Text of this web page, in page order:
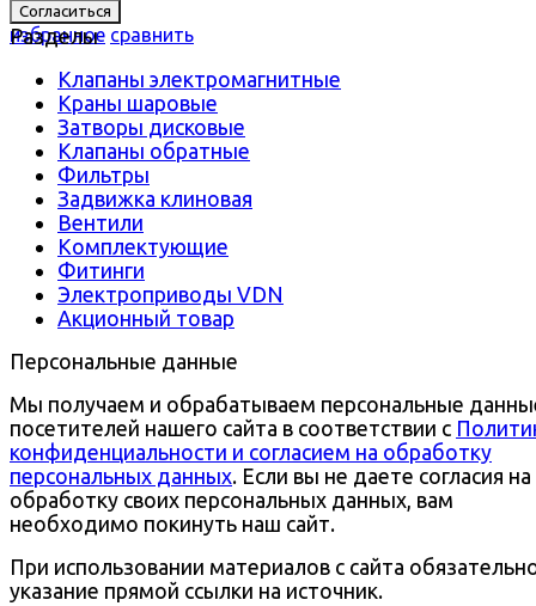
избранное сравнить
Согласиться
Разделы
Клапаны электромагнитные
Краны шаровые
Затворы дисковые
Клапаны обратные
Фильтры
Задвижка клиновая
Вентили
Комплектующие
Фитинги
Электроприводы VDN
Акционный товар
Персональные данные
Мы получаем и обрабатываем персональные
посетителей нашего сайта в соответствии с
конфиденциальности и согласием на обработку
персональных данных. Если вы не даете согласия на
обработку своих персональных данных, вам
необходимо покинуть наш сайт.
При использовании материалов с сайта
указание прямой ссылки на источник.